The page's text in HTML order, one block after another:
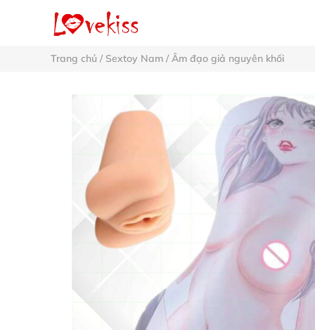
Trang chủ / Sextoy Nam / Âm đạo giả nguyên khối